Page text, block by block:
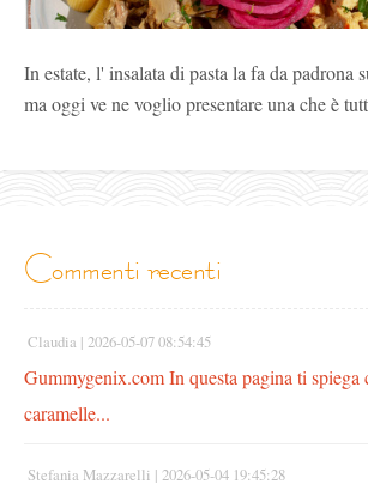
In estate, l' insalata di pasta la fa da padrona
ma oggi ve ne voglio presentare una che è
commenti recenti
Claudia | 2026-05-07 08:54:45
Gummygenix.com In questa pagina ti spiega
caramelle...
Stefania Mazzarelli | 2026-05-04 19:45:28